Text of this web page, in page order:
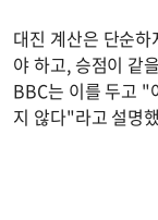
대진 계산은 단순
야 하고, 승점이 같
BBC는 이를 두고 "
지 않다"라고 설명